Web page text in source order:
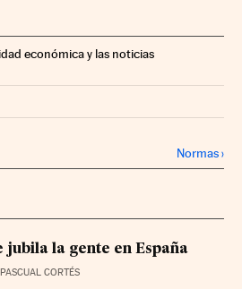
económica y las noticias
Facebook
en Twitter
Normas›
jubila la gente en España
CORTÉS